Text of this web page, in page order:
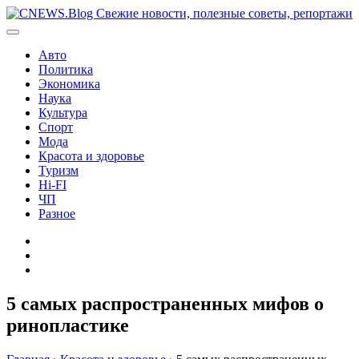
Перейти
к
Авто
Политика
Экономика
Наука
Культура
Спорт
Мода
Красота и здоровье
Туризм
Hi-FI
ЧП
Разное
5 самых распространенных мифов о
ринопластике